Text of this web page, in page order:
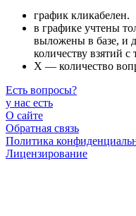
график кликабелен.
в графике учтены
выложены в базе, и
количеству взятий с
X — количество
Есть вопросы?
у нас есть
О сайте
Обратная связь
Политика
Лицензирование